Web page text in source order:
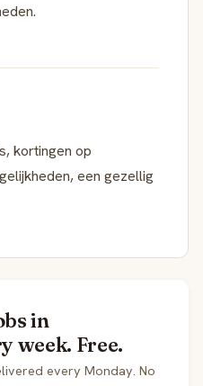
kortingen op
een gezellig
in
week. Free.
every Monday. No